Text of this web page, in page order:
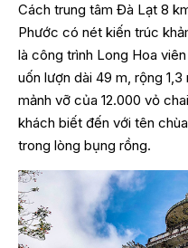
Cách trung tâm Đà Lạt 8
Phước có nét kiến trúc
là công trình Long Hoa
uốn lượn dài 49 m, rộng
mảnh vỡ của 12.000 vỏ
khách biết đến với tên
trong lòng bụng rồng.